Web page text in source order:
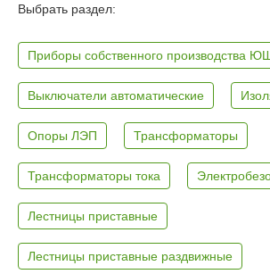
Выбрать раздел:
Приборы собственного производства
Выключатели автоматические
Опоры ЛЭП Трансформаторы
Трансформаторы тока
Лестницы приставные
Лестницы приставные раздвижные